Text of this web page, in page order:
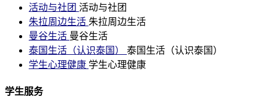
活动与社团 活动与社团
朱拉周边生活 朱拉周边生活
曼谷生活 曼谷生活
泰国生活（认识泰国） 泰国生活（认识泰国）
学生心理健康 学生心理健康
学生服务